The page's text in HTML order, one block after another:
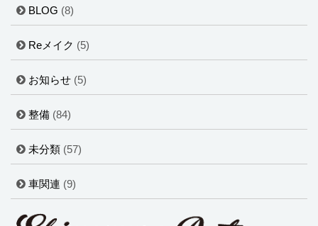
BLOG (8)
Reメイク (5)
お知らせ (5)
整備 (84)
未分類 (57)
車関連 (9)